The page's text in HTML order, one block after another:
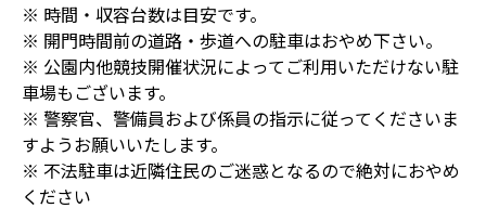
※ 時間・収容台数は目安です。
※ 開門時間前の道路・歩道への駐車はおやめ下さい。
※ 公園内他競技開催状況によってご利用いただけない駐
車場もございます。
※ 警察官、警備員および係員の指示に従ってくださいま
すようお願いいたします。
※ 不法駐車は近隣住民のご迷惑となるので絶対におやめ
ください